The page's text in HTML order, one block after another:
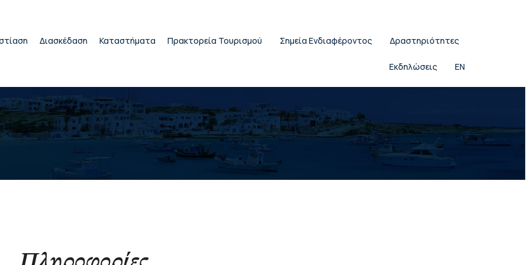
Διασκέδαση Καταστήματα Πρακτορεία Τουρισμού Σημεία Ενδιαφέροντος Δραστηριότητες
Εκδηλώσεις EN